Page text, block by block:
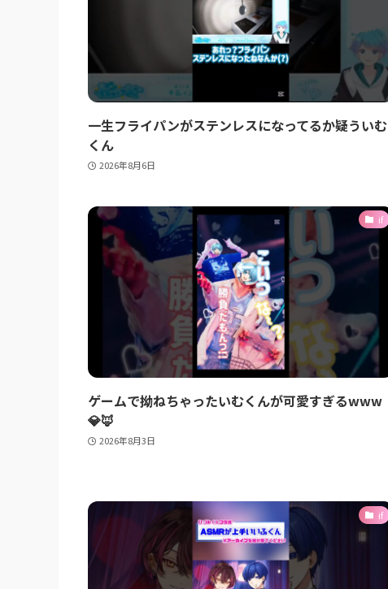
一生フライパンがステンレスになってるか疑ういむ
くん
2026年8月6日
if
ゲームで拗ねちゃったいむくんが可愛すぎるwww
💎🦊
2026年8月3日
if